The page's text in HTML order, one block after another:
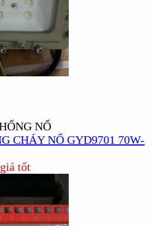
NỔ
CHÁY NỔ GYD9701 70W-
tốt